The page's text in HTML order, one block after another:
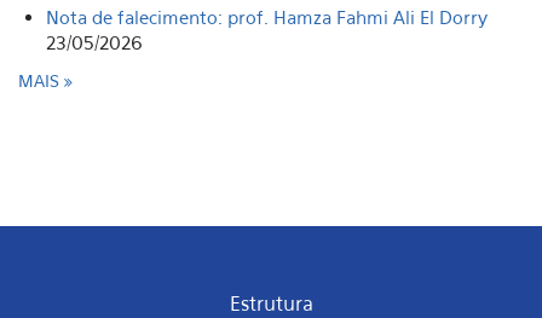
Nota de falecimento: prof. Hamza Fahmi Ali El Dorry
23/05/2026
MAIS
Estrutura